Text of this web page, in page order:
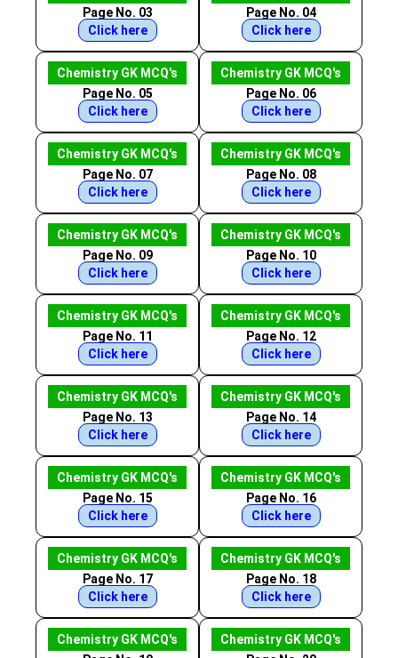
Page No. 03
Click here
Page No. 04
Click here
Chemistry GK MCQ's
Page No. 05
Click here
Chemistry GK MCQ's
Page No. 06
Click here
Chemistry GK MCQ's
Page No. 07
Click here
Chemistry GK MCQ's
Page No. 08
Click here
Chemistry GK MCQ's
Page No. 09
Click here
Chemistry GK MCQ's
Page No. 10
Click here
Chemistry GK MCQ's
Page No. 11
Click here
Chemistry GK MCQ's
Page No. 12
Click here
Chemistry GK MCQ's
Page No. 13
Click here
Chemistry GK MCQ's
Page No. 14
Click here
Chemistry GK MCQ's
Page No. 15
Click here
Chemistry GK MCQ's
Page No. 16
Click here
Chemistry GK MCQ's
Page No. 17
Click here
Chemistry GK MCQ's
Page No. 18
Click here
Chemistry GK MCQ's
Chemistry GK MCQ's